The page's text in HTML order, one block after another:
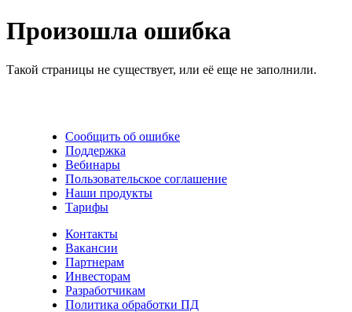
Произошла ошибка
Такой страницы не существует, или её еще не заполнили.
Сообщить об ошибке
Поддержка
Вебинары
Пользовательское соглашение
Наши продукты
Тарифы
Контакты
Вакансии
Партнерам
Инвесторам
Разработчикам
Политика обработки ПД